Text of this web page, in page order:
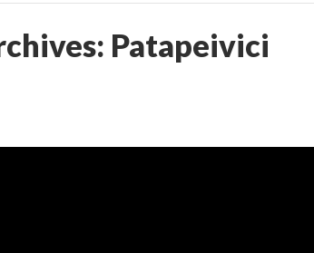
și urmarea lui Hristos. Calea spre desăvârșire.
Patapeivici